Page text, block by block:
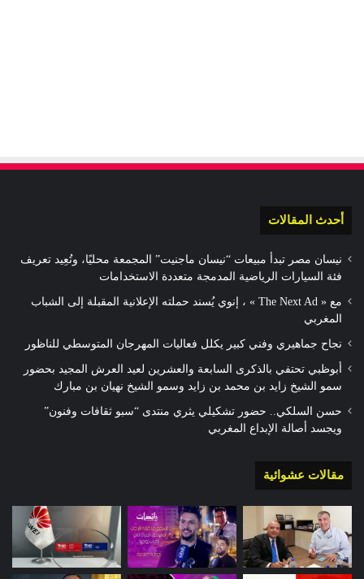
أحدث المقالات
نيسان مصر تبدأ مبيعات “نيسان ماجنيت” المجمعة محليًا، وتُعِيد تعريف
فئة السيارات الرياضية المدمجة متعددة الاستخدامات
مع « The Next Ad » ، إنوي يُسند حملته الإعلانية المقبلة إلى الشباب
المغربي
نجاح جماهيري وفني كبير يكلل فعاليات المهرجان المتوسطي للناظور
أبوظبي تحتفي بالذكرى السابعة والعشرين لعيد العرش المجيد بحضور
سمو الشيخ زايد بن محمد بن زايد وسمو الشيخ نهيان بن مبارك
حسن السلكي.. حضور تشكيلي يثري منتدى “سبو ثقافات وفنون”
ويجسد أصالة الإبداع المغربي
مقالات عشوائية